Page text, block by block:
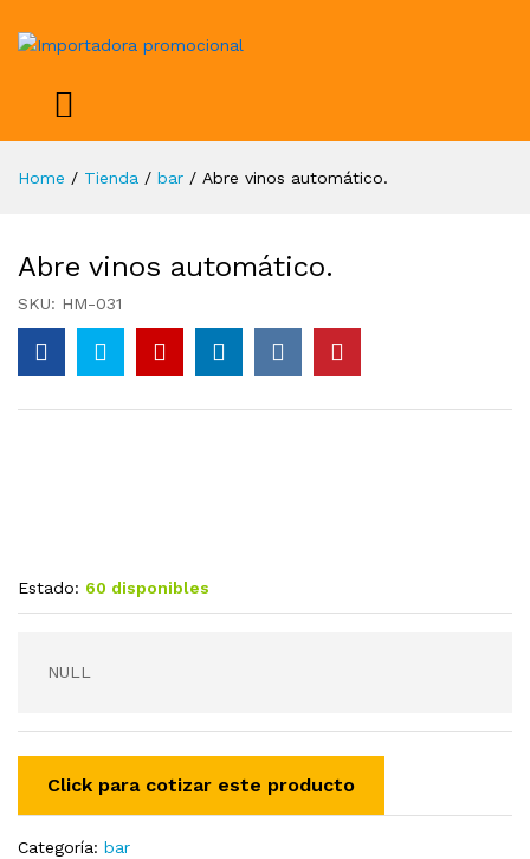
Home / Tienda / bar / Abre vinos automático.
Abre vinos automático.
SKU: HM-031
Estado: 60 disponibles
NULL
Categoría: bar